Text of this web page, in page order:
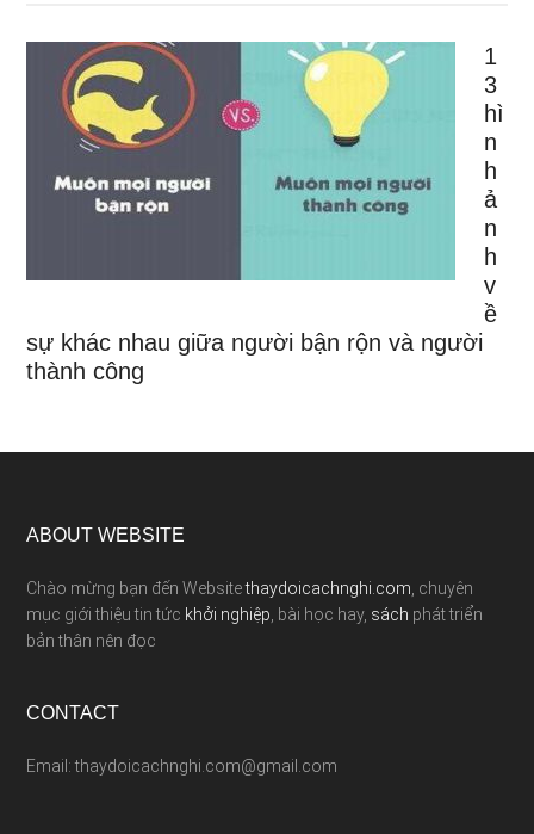
1
3
hì
n
h
ả
n
h
v
ề
sự khác nhau giữa người bận rộn và người
thành công
ABOUT WEBSITE
Chào mừng bạn đến Websitethaydoicachnghi.com, chuyên
mục giới thiệu tin tức khởi nghiệp, bài học hay, sách phát triển
bản thân nên đọc
CONTACT
Email: thaydoicachnghi.com@gmail.com